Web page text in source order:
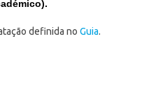
definida no Guia.